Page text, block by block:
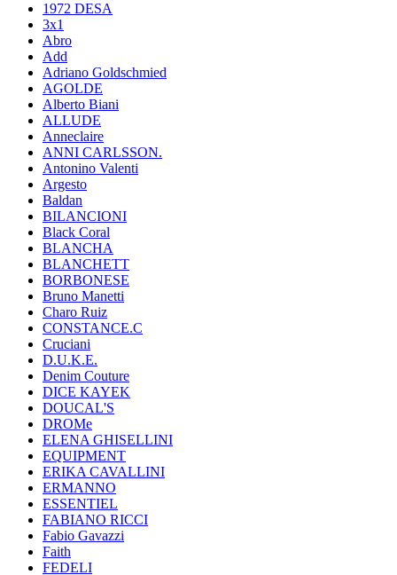
1972 DESA
3x1
Abro
Add
Adriano Goldschmied
AGOLDE
Alberto Biani
ALLUDE
Anneclaire
ANNI CARLSSON.
Antonino Valenti
Argesto
Baldan
BILANCIONI
Black Coral
BLANCHA
BLANCHETT
BORBONESE
Bruno Manetti
Charo Ruiz
CONSTANCE.C
Cruciani
D.U.K.E.
Denim Couture
DICE KAYEK
DOUCAL'S
DROMe
ELENA GHISELLINI
EQUIPMENT
ERIKA CAVALLINI
ERMANNO
ESSENTIEL
FABIANO RICCI
Fabio Gavazzi
Faith
FEDELI